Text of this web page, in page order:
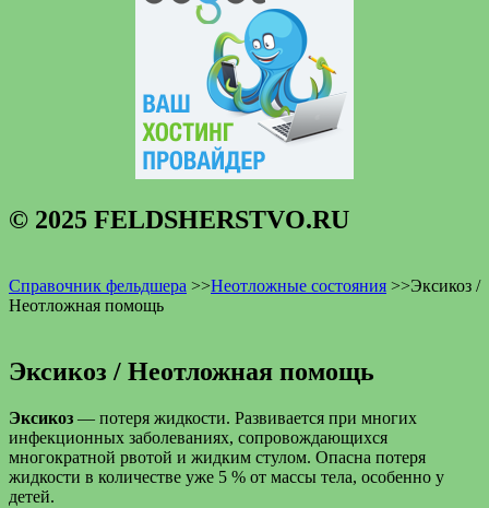
© 2025 FELDSHERSTVO.RU
Справочник фельдшера >>Неотложные состояния >>Эксикоз /
Неотложная помощь
Эксикоз / Неотложная помощь
Эксикоз — потеря жидкости. Развивается при многих
инфекционных заболеваниях, сопровождающихся
многократной рвотой и жидким стулом. Опасна потеря
жидкости в количестве уже 5 % от массы тела, особенно у
детей.